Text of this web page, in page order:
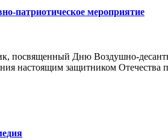
патриотическое мероприятие
посвященный Дню Воздушно-
настоящим защитником